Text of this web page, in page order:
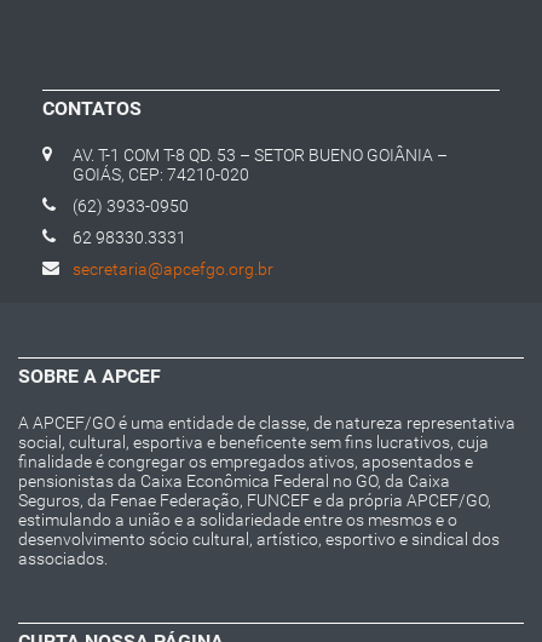
CONTATOS
AV. T-1 COM T-8 QD. 53 – SETOR BUENO GOIÂNIA –
GOIÁS, CEP: 74210-020
(62) 3933-0950
62 98330.3331
secretaria@apcefgo.org.br
SOBRE A APCEF
A APCEF/GO é uma entidade de classe, de natureza representativa
social, cultural, esportiva e beneficente sem fins lucrativos, cuja
finalidade é congregar os empregados ativos, aposentados e
pensionistas da Caixa Econômica Federal no GO, da Caixa
Seguros, da Fenae Federação, FUNCEF e da própria APCEF/GO,
estimulando a união e a solidariedade entre os mesmos e o
desenvolvimento sócio cultural, artístico, esportivo e sindical dos
associados.